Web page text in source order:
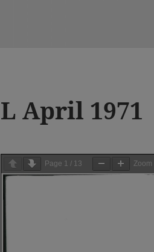
L April 1971
Page 1 / 13 Zoom